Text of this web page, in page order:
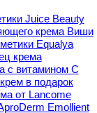
Juice Beauty
крема Виши
Equalya
крема
с витамином C
в подарок
от Lancome
Emollient